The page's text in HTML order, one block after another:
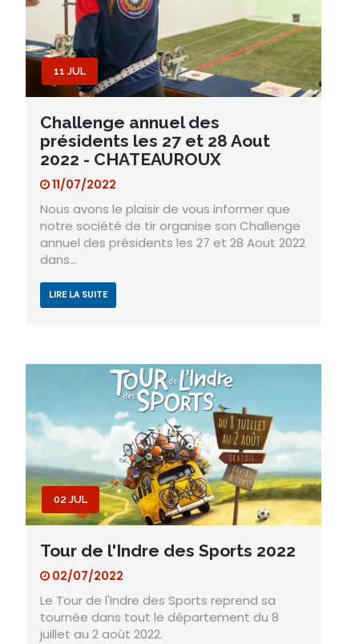
11 JUL
Challenge annuel des
présidents les 27 et 28 Aout
2022 - CHATEAUROUX
11/07/2022
Nous avons le plaisir de vous informer que
notre société de tir organise son Challenge
annuel des présidents les 27 et 28 Aout 2022
dans…
LIRE LA SUITE
02 JUL
Tour de l'Indre des Sports 2022
02/07/2022
Le Tour de l'Indre des Sports reprend sa
tournée dans tout le département du 8
juillet au 2 août 2022.